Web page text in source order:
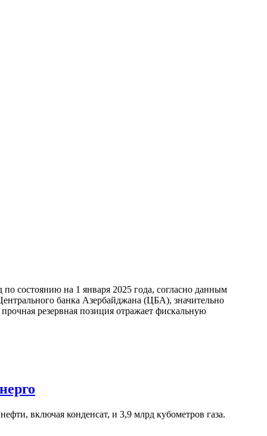
состоянию на 1 января 2025 года, согласно данным
банка Азербайджана (ЦБА), значительно
резервная позиция отражает фискальную
включая конденсат, и 3,9 млрд кубометров газа.